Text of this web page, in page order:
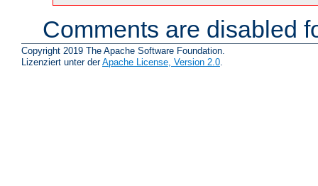
Comments are disabled
Copyright 2019 The Apache Software Foundation.
Lizenziert unter derApache License, Version 2.0.